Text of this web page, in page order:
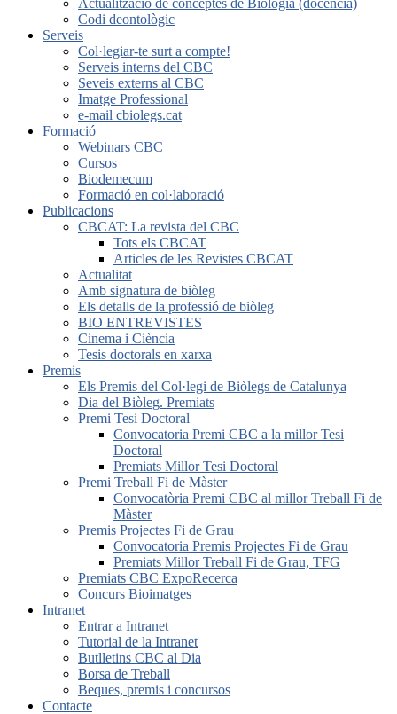
Actualització de conceptes de Biologia (docència)
Codi deontològic
Serveis
Col·legiar-te surt a compte!
Serveis interns del CBC
Seveis externs al CBC
Imatge Professional
e-mail cbiolegs.cat
Formació
Webinars CBC
Cursos
Biodemecum
Formació en col·laboració
Publicacions
CBCAT: La revista del CBC
Tots els CBCAT
Articles de les Revistes CBCAT
Actualitat
Amb signatura de biòleg
Els detalls de la professió de biòleg
BIO ENTREVISTES
Cinema i Ciència
Tesis doctorals en xarxa
Premis
Els Premis del Col·legi de Biòlegs de Catalunya
Dia del Biòleg. Premiats
Premi Tesi Doctoral
Convocatoria Premi CBC a la millor Tesi
Doctoral
Premiats Millor Tesi Doctoral
Premi Treball Fi de Màster
Convocatòria Premi CBC al millor Treball Fi de
Màster
Premis Projectes Fi de Grau
Convocatoria Premis Projectes Fi de Grau
Premiats Millor Treball Fi de Grau, TFG
Premiats CBC ExpoRecerca
Concurs Bioimatges
Intranet
Entrar a Intranet
Tutorial de la Intranet
Butlletins CBC al Dia
Borsa de Treball
Beques, premis i concursos
Contacte